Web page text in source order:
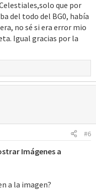
de Paleta 0xDque por
del todo del BG0, había
no sé si era error mio
Igual gracias por la
#6
Imágenes a
a la imagen?